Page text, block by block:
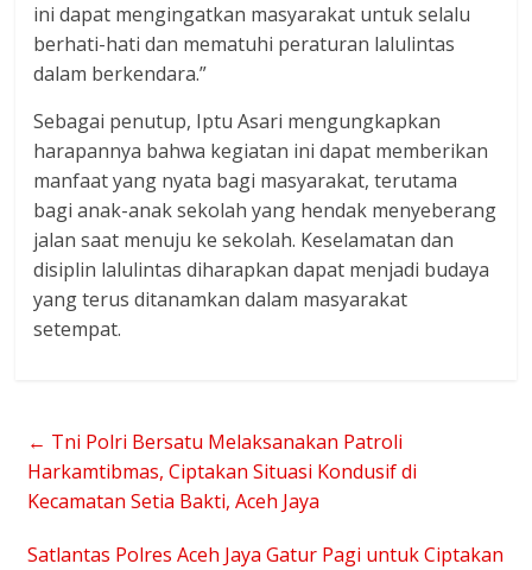
ini dapat mengingatkan masyarakat untuk selalu
berhati-hati dan mematuhi peraturan lalulintas
dalam berkendara.”
Sebagai penutup, Iptu Asari mengungkapkan
harapannya bahwa kegiatan ini dapat memberikan
manfaat yang nyata bagi masyarakat, terutama
bagi anak-anak sekolah yang hendak menyeberang
jalan saat menuju ke sekolah. Keselamatan dan
disiplin lalulintas diharapkan dapat menjadi budaya
yang terus ditanamkan dalam masyarakat
setempat.
← Tni Polri Bersatu Melaksanakan Patroli
Harkamtibmas, Ciptakan Situasi Kondusif di
Kecamatan Setia Bakti, Aceh Jaya
Satlantas Polres Aceh Jaya Gatur Pagi untuk Ciptakan